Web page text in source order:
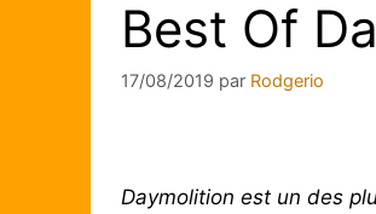
Best Of
17/08/2019 par Rodgerio
Daymolition est un des